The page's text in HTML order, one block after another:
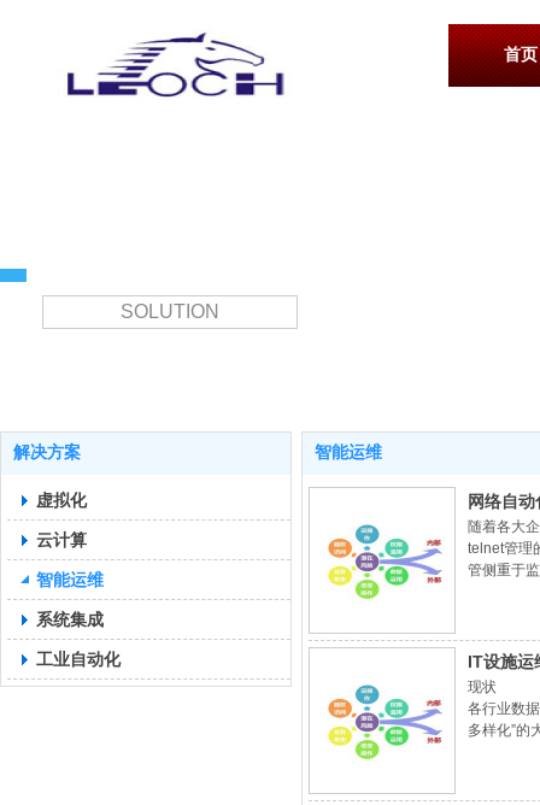
首页
SOLUTION
解决方案
虚拟化
云计算
智能运维
系统集成
工业自动化
智能运维
网络自
随着各大
telnet管理
管侧重于
IT设施运
现状
各行业数
多样化”的